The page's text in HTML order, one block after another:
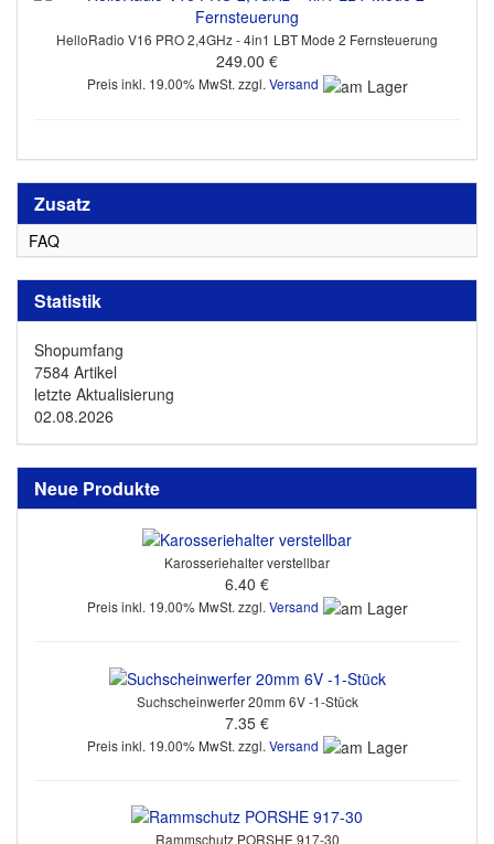
HelloRadio V16 PRO 2,4GHz - 4in1 LBT Mode 2 Fernsteuerung
249.00 €
Preis inkl. 19.00% MwSt. zzgl. Versand
Zusatz
FAQ
Statistik
Shopumfang
7584 Artikel
letzte Aktualisierung
02.08.2026
Neue Produkte
Karosseriehalter verstellbar
6.40 €
Preis inkl. 19.00% MwSt. zzgl. Versand
Suchscheinwerfer 20mm 6V -1-Stück
7.35 €
Preis inkl. 19.00% MwSt. zzgl. Versand
Rammschutz PORSHE 917-30